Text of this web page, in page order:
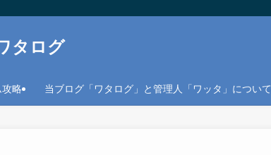
タログ
略 当ブログ「ワタログ」と管理人「ワッタ」について